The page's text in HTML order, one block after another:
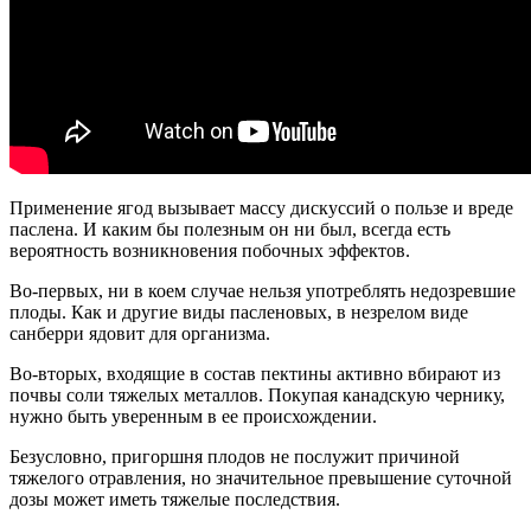
Применение ягод вызывает массу дискуссий о пользе и вреде
паслена. И каким бы полезным он ни был, всегда есть
вероятность возникновения побочных эффектов.
Во-первых, ни в коем случае нельзя употреблять недозревшие
плоды. Как и другие виды пасленовых, в незрелом виде
санберри ядовит для организма.
Во-вторых, входящие в состав пектины активно вбирают из
почвы соли тяжелых металлов. Покупая канадскую чернику,
нужно быть уверенным в ее происхождении.
Безусловно, пригоршня плодов не послужит причиной
тяжелого отравления, но значительное превышение суточной
дозы может иметь тяжелые последствия.